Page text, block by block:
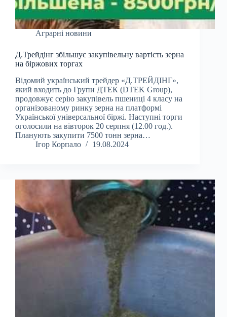
Аграрні новини
Д.Трейдінг збільшує закупівельну вартість зерна
на біржових торгах
Відомий український трейдер «Д.ТРЕЙДІНГ»,
який входить до Групи ДТЕК (DTEK Group),
продовжує серію закупівель пшениці 4 класу на
організованому ринку зерна на платформі
Української універсальної біржі. Наступні торги
оголосили на вівторок 20 серпня (12.00 год.).
Планують закупити 7500 тонн зерна…
Ігор Корпало
19.08.2024